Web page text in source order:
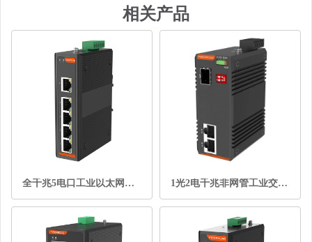
相关产品
全千兆5电口工业以太网交换机 1光2电千兆非网管工业交换机